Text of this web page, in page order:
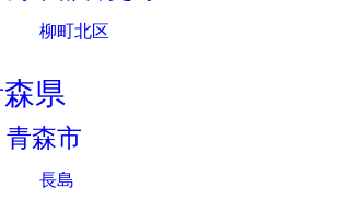
柳町北区
県
青森市
長島